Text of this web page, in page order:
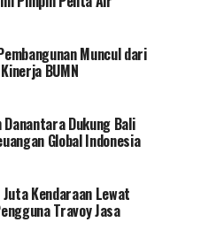
Muncul dari
BUMN
Danantara Dukung Bali
Global Indonesia
Kendaraan Lewat
Travoy Jasa